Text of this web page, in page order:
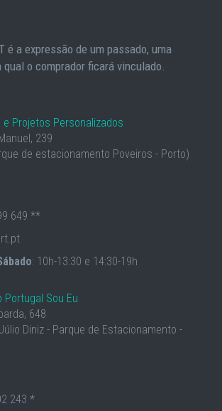
é a expressão de um passado, uma
o comprador ficará vinculado.
e Projetos Personalizados
239
de estacionamento Poveiros - Porto)
649 **
: 10h-13:30 e 14:30-19h
Sou Eu
648
Diniz - Parque de Estacionamento -
243 *